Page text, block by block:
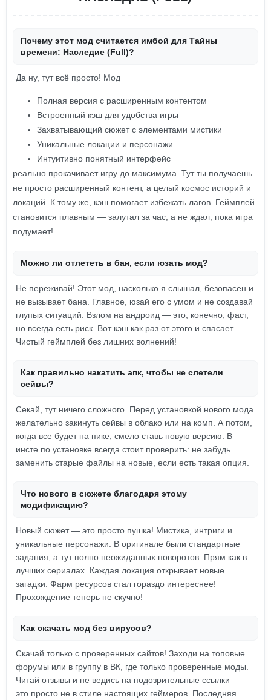
Почему этот мод считается имбой для Тайны
времени: Наследие (Full)?
Да ну, тут всё просто! Мод
Полная версия с расширенным контентом
Встроенный кэш для удобства игры
Захватывающий сюжет с элементами мистики
Уникальные локации и персонажи
Интуитивно понятный интерфейс
реально прокачивает игру до максимума. Тут ты получаешь
не просто расширенный контент, а целый космос историй и
локаций. К тому же, кэш помогает избежать лагов. Геймплей
становится плавным — залутал за час, а не ждал, пока игра
подумает!
Можно ли отлететь в бан, если юзать мод?
Не переживай! Этот мод, насколько я слышал, безопасен и
не вызывает бана. Главное, юзай его с умом и не создавай
глупых ситуаций. Взлом на андроид — это, конечно, фаст,
но всегда есть риск. Вот кэш как раз от этого и спасает.
Чистый геймплей без лишних волнений!
Как правильно накатить апк, чтобы не слетели
сейвы?
Секай, тут ничего сложного. Перед установкой нового мода
желательно закинуть сейвы в облако или на комп. А потом,
когда все будет на пике, смело ставь новую версию. В
инсте по установке всегда стоит проверить: не забудь
заменить старые файлы на новые, если есть такая опция.
Что нового в сюжете благодаря этому
модификацию?
Новый сюжет — это просто пушка! Мистика, интриги и
уникальные персонажи. В оригинале были стандартные
задания, а тут полно неожиданных поворотов. Прям как в
лучших сериалах. Каждая локация открывает новые
загадки. Фарм ресурсов стал гораздо интереснее!
Прохождение теперь не скучно!
Как скачать мод без вирусов?
Скачай только с проверенных сайтов! Заходи на топовые
форумы или в группу в ВК, где только проверенные моды.
Читай отзывы и не ведись на подозрительные ссылки —
это просто не в стиле настоящих геймеров. Последняя